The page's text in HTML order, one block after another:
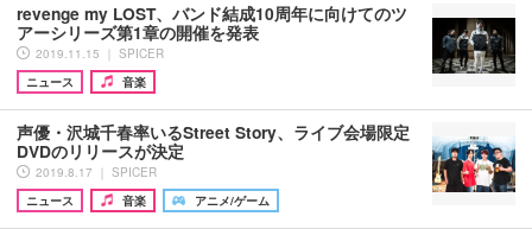
revenge my LOST、バンド結成10周年に向けてのツ
アーシリーズ第1章の開催を発表
2019.11.15 ｜ SPICER
ニュース
音楽
声優・沢城千春率いるStreet Story、ライブ会場限定
DVDのリリースが決定
2019.8.17 ｜ SPICER
ニュース
音楽 アニメ/ゲーム